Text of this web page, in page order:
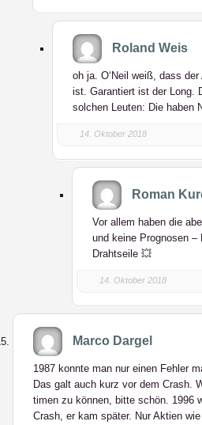
Roland Weis
oh ja. O‘Neil weiß, dass
ist. Garantiert ist der Long.
solchen Leuten: Die haben
14. Oktober 2018
Roman
Vor allem haben die
und keine Prognosen
Drahtseile 💥
14. Oktober 2018
Marco Dargel
1987 konnte man nur einen Fehler
Das galt auch kurz vor dem Crash.
timen zu können, bitte schön. 1996
Crash, er kam später. Nur Aktien